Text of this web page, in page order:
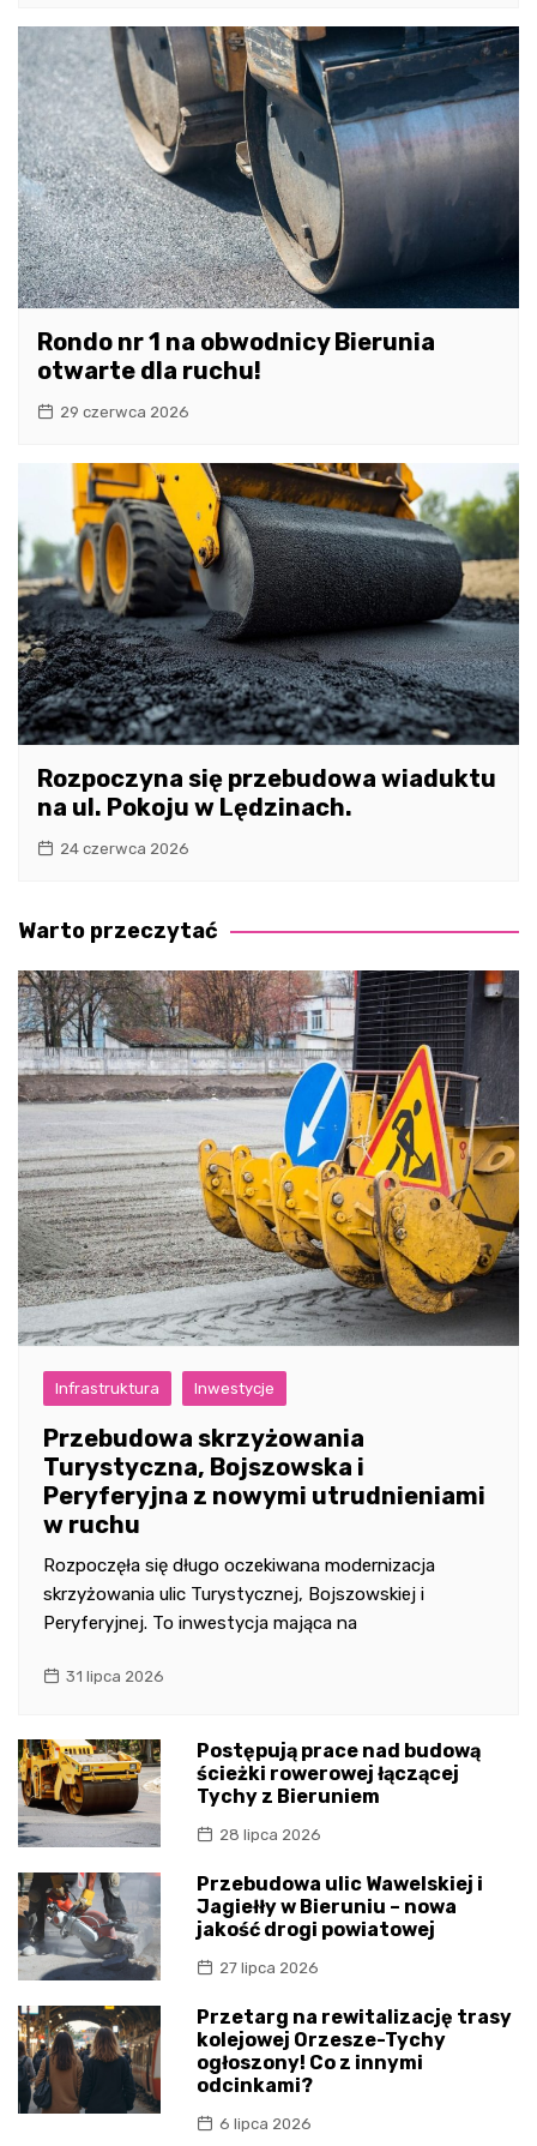
Rondo nr 1 na obwodnicy Bierunia
otwarte dla ruchu!
29 czerwca 2026
Rozpoczyna się przebudowa wiaduktu
na ul. Pokoju w Lędzinach.
24 czerwca 2026
Warto przeczytać
Infrastruktura Inwestycje
Przebudowa skrzyżowania
Turystyczna, Bojszowska i
Peryferyjna z nowymi utrudnieniami
w ruchu
Rozpoczęła się długo oczekiwana modernizacja
skrzyżowania ulic Turystycznej, Bojszowskiej i
Peryferyjnej. To inwestycja mająca na
31 lipca 2026
Postępują prace nad budową
ścieżki rowerowej łączącej
Tychy z Bieruniem
28 lipca 2026
Przebudowa ulic Wawelskiej i
Jagiełły w Bieruniu – nowa
jakość drogi powiatowej
27 lipca 2026
Przetarg na rewitalizację trasy
kolejowej Orzesze-Tychy
ogłoszony! Co z innymi
odcinkami?
6 lipca 2026